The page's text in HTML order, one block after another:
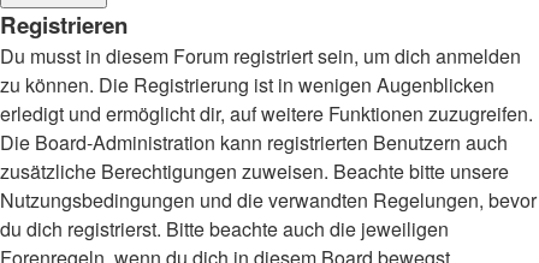
Registrieren
Du musst in diesem Forum registriert sein, um dich anmelden
zu können. Die Registrierung ist in wenigen Augenblicken
erledigt und ermöglicht dir, auf weitere Funktionen zuzugreifen.
Die Board-Administration kann registrierten Benutzern auch
zusätzliche Berechtigungen zuweisen. Beachte bitte unsere
Nutzungsbedingungen und die verwandten Regelungen, bevor
du dich registrierst. Bitte beachte auch die jeweiligen